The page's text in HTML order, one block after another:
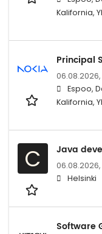
Kalifornia,
Principal
06.08.2026,
Espoo,
Kalifornia,
C Java
06.08.2026,
Helsinki
Software